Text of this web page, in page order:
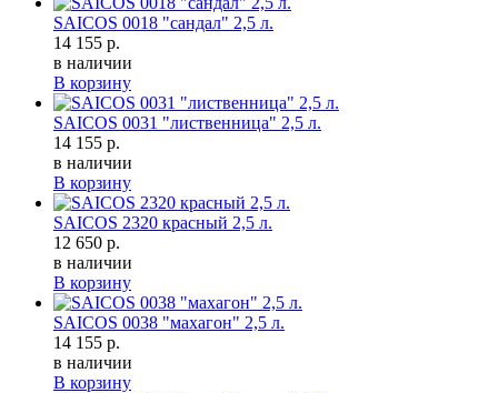
SAICOS 0018 "сандал" 2,5 л.
14 155 р.
в наличии
В корзину
SAICOS 0031 "лиственница" 2,5 л.
14 155 р.
в наличии
В корзину
SAICOS 2320 красный 2,5 л.
12 650 р.
в наличии
В корзину
SAICOS 0038 "махагон" 2,5 л.
14 155 р.
в наличии
В корзину